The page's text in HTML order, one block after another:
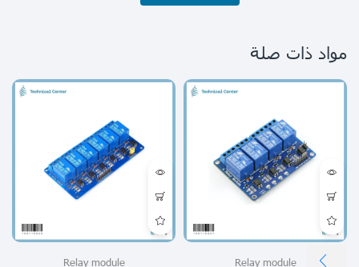
مواد ذات صلة
Relay module
Relay module